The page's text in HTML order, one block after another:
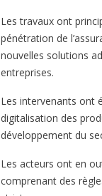
Les travaux ont
pénétration de
nouvelles solutions
entreprises.
Les intervenants ont
digitalisation des
développement du
Les acteurs ont en
comprenant des